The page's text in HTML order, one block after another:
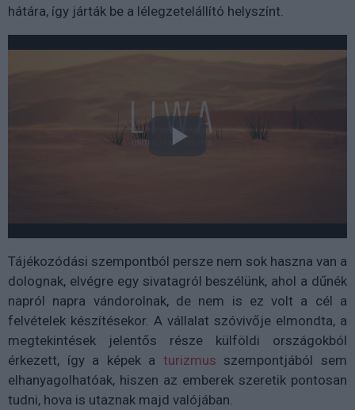
hátára, így járták be a lélegzetelállító helyszínt.
Tájékozódási szempontból persze nem sok haszna van a
dolognak, elvégre egy sivatagról beszélünk, ahol a dűnék
napról napra vándorolnak, de nem is ez volt a cél a
felvételek készítésekor. A vállalat szóvivője elmondta, a
megtekintések jelentős része külföldi országokból
érkezett, így a képek a turizmus szempontjából sem
elhanyagolhatóak, hiszen az emberek szeretik pontosan
tudni, hova is utaznak majd valójában.